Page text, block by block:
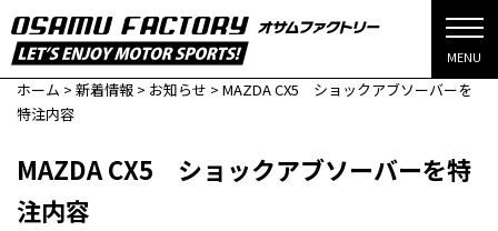
MENU
ホーム > 新着情報 > お知らせ > MAZDA CX5 ショックアブソーバーを
特注内容
MAZDA CX5 ショックアブソーバーを特
注内容